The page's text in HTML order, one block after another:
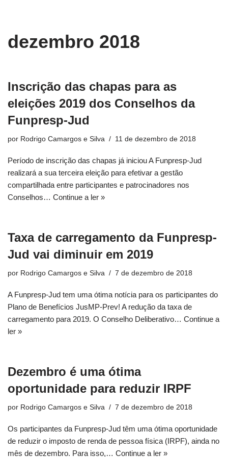
para
dezembro 2018
Inscrição das chapas para as
eleições 2019 dos Conselhos da
Funpresp-Jud
por Rodrigo Camargos e Silva 11 de dezembro de 2018
Período de inscrição das chapas já iniciou A Funpresp-Jud
realizará a sua terceira eleição para efetivar a gestão
compartilhada entre participantes e patrocinadores nos
Conselhos… Continue a ler »
Taxa de carregamento da Funpresp-
Jud vai diminuir em 2019
por Rodrigo Camargos e Silva 7 de dezembro de 2018
A Funpresp-Jud tem uma ótima notícia para os participantes do
Plano de Benefícios JusMP-Prev! A redução da taxa de
carregamento para 2019. O Conselho Deliberativo… Continue a
ler »
Dezembro é uma ótima
oportunidade para reduzir IRPF
por Rodrigo Camargos e Silva 7 de dezembro de 2018
Os participantes da Funpresp-Jud têm uma ótima oportunidade
de reduzir o imposto de renda de pessoa física (IRPF), ainda no
mês de dezembro. Para isso,… Continue a ler »